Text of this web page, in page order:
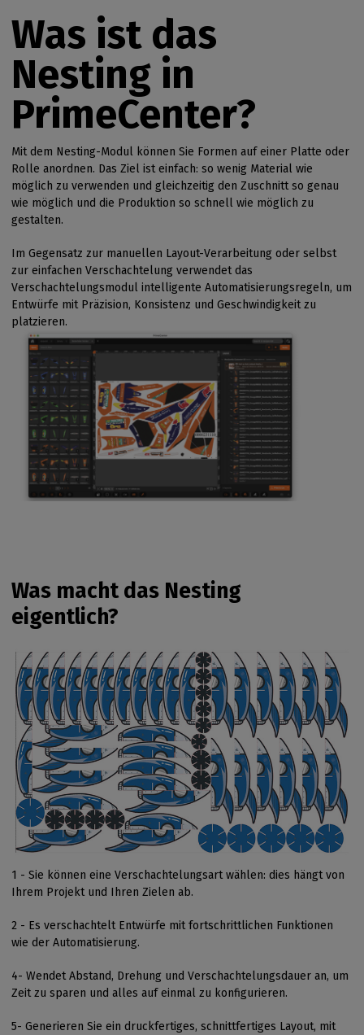
Was ist das
Nesting in
PrimeCenter?
Mit dem Nesting-Modul können Sie Formen auf einer Platte oder
Rolle anordnen. Das Ziel ist einfach: so wenig Material wie
möglich zu verwenden und gleichzeitig den Zuschnitt so genau
wie möglich und die Produktion so schnell wie möglich zu
gestalten.
Im Gegensatz zur manuellen Layout-Verarbeitung oder selbst
zur einfachen Verschachtelung verwendet das
Verschachtelungsmodul intelligente Automatisierungsregeln, um
Entwürfe mit Präzision, Konsistenz und Geschwindigkeit zu
platzieren.
Was macht das Nesting
eigentlich?
1 - Sie können eine Verschachtelungsart wählen: dies hängt von
Ihrem Projekt und Ihren Zielen ab.
2 - Es verschachtelt Entwürfe mit fortschrittlichen Funktionen
wie der Automatisierung.
4- Wendet Abstand, Drehung und Verschachtelungsdauer an, um
Zeit zu sparen und alles auf einmal zu konfigurieren.
5- Generieren Sie ein druckfertiges, schnittfertiges Layout, mit